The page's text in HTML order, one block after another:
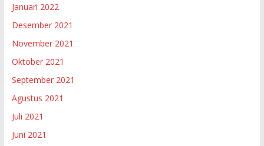
Januari 2022
Desember 2021
November 2021
Oktober 2021
September 2021
Agustus 2021
Juli 2021
Juni 2021